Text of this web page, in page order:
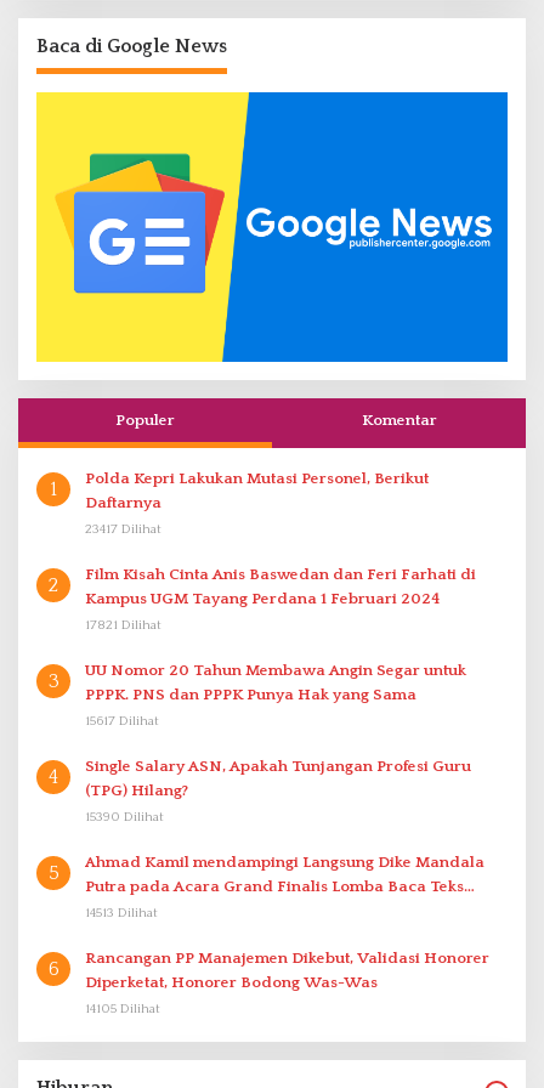
Baca di Google News
Populer Komentar
1
Polda Kepri Lakukan Mutasi Personel, Berikut
Daftarnya
23417 Dilihat
2
Film Kisah Cinta Anis Baswedan dan Feri Farhati di
Kampus UGM Tayang Perdana 1 Februari 2024
17821 Dilihat
3
UU Nomor 20 Tahun Membawa Angin Segar untuk
PPPK. PNS dan PPPK Punya Hak yang Sama
15617 Dilihat
4
Single Salary ASN, Apakah Tunjangan Profesi Guru
(TPG) Hilang?
15390 Dilihat
5
Ahmad Kamil mendampingi Langsung Dike Mandala
Putra pada Acara Grand Finalis Lomba Baca Teks
Proklamasi Mirip Bung Karno di Bali
14513 Dilihat
6
Rancangan PP Manajemen Dikebut, Validasi Honorer
Diperketat, Honorer Bodong Was-Was
14105 Dilihat